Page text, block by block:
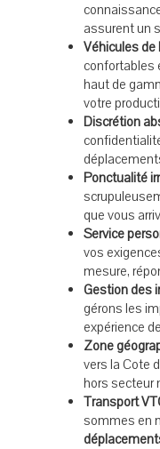
assurent un
Véhicules de
confortables
haut de
votre
Discrétion
Ponctualité
que vous
Service
vos
mesure,
Gestion des
gérons les
expérience
Zone
vers la Cote
hors secteur
Transport
sommes en